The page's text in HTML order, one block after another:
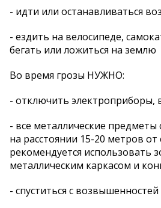
- идти или останавливаться
- ездить на велосипеде,
бегать или ложиться на землю
Во время грозы НУЖНО:
- отключить электроприборы,
- все металлические предметы
на расстоянии 15-20 метров от
рекомендуется использовать
металлическим каркасом и
- спуститься с возвышенностей